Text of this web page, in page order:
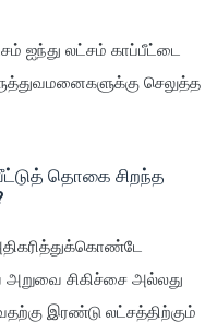
ஐந்து லட்சம் காப்பீட்டை
செலுத்த
தொகை சிறந்த
அறுவை சிகிச்சை அல்லது
இரண்டு லட்சத்திற்கும்